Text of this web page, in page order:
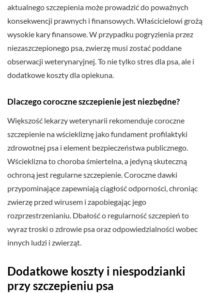
aktualnego szczepienia może prowadzić do poważnych
konsekwencji prawnych i finansowych. Właścicielowi grożą
wysokie kary finansowe. W przypadku pogryzienia przez
niezaszczepionego psa, zwierzę musi zostać poddane
obserwacji weterynaryjnej. To nie tylko stres dla psa, ale i
dodatkowe koszty dla opiekuna.
Dlaczego coroczne szczepienie jest niezbędne?
Większość lekarzy weterynarii rekomenduje coroczne
szczepienie na wściekliznę jako fundament profilaktyki
zdrowotnej psa i element bezpieczeństwa publicznego.
Wścieklizna to choroba śmiertelna, a jedyną skuteczną
ochroną jest regularne szczepienie. Coroczne dawki
przypominające zapewniają ciągłość odporności, chroniąc
zwierzę przed wirusem i zapobiegając jego
rozprzestrzenianiu. Dbałość o regularność szczepień to
wyraz troski o zdrowie psa oraz odpowiedzialności wobec
innych ludzi i zwierząt.
Dodatkowe koszty i niespodzianki
przy szczepieniu psa